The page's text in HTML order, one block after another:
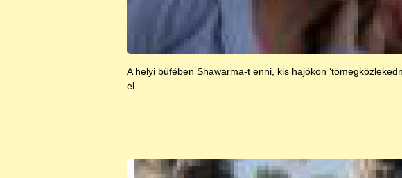
A helyi büfében Shawarma-t enni, kis hajókon
el.